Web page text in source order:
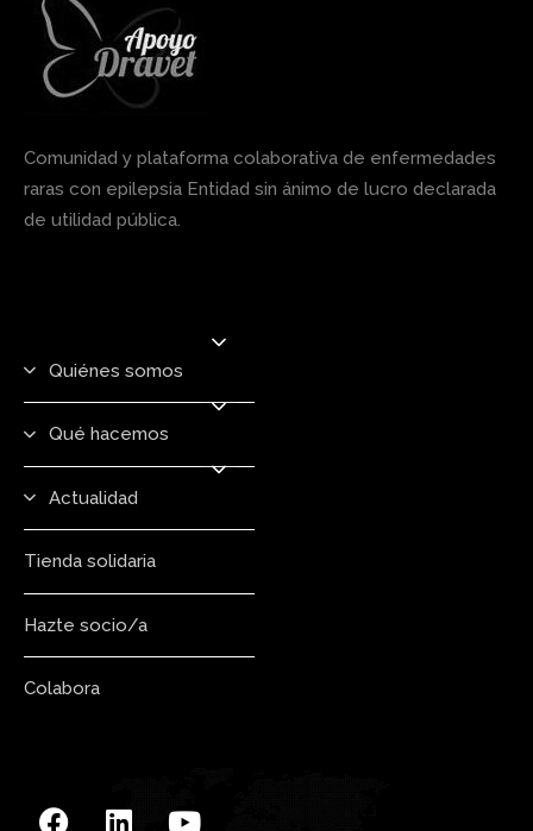
Comunidad y plataforma colaborativa de enfermedades
raras con epilepsia Entidad sin ánimo de lucro declarada
de utilidad pública.
Quiénes somos
Qué hacemos
Actualidad
Tienda solidaria
Hazte socio/a
Colabora